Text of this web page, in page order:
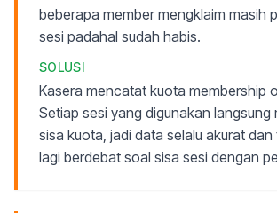
beberapa member mengklaim masih
sesi padahal sudah habis.
SOLUSI
Kasera mencatat kuota membership
Setiap sesi yang digunakan langsung
sisa kuota, jadi data selalu akurat dan
lagi berdebat soal sisa sesi dengan